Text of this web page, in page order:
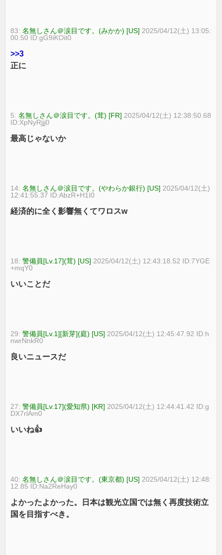
83:名無しさん＠涙目です。(みかか) [US] 2025/04/12(土) 13:05:
00.50 ID:gG9iKOit0
>>3
正に
5:名無しさん＠涙目です。(茸) [FR] 2025/04/12(土) 12:38:50.68
ID:XpNyRjjj0
最高じゃないか
14:名無しさん＠涙目です。(やわらか銀行) [US] 2025/04/12(土)
12:41:55.37 ID:AbzR+H1I0
経済的に全く影響無くてワロスw
18:警備員[Lv.17](茸) [US] 2025/04/12(土) 12:43:18.52 ID:7YGE
+mqY0
いいことだ
29:警備員[Lv.1][新芽](庭) [US] 2025/04/12(土) 12:45:47.92 ID:h
nwrNnkR0
良いニュースだ
27:警備員[Lv.17](愛知県) [KR] 2025/04/12(土) 12:44:41.42 ID:g
DX7rlAm0
いいね👍
40:名無しさん＠涙目です。(東京都) [US] 2025/04/12(土) 12:48:
12.85 ID:Na2ReHay0
よかったよかった。日本は観光立国では無く再度技術立
国を目指すべき。